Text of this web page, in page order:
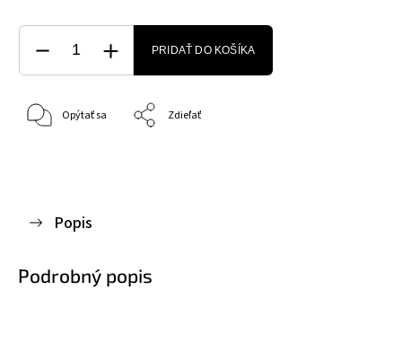
PRIDAŤ DO KOŠÍKA
Opýtať sa Zdieľať
Popis
Podrobný popis